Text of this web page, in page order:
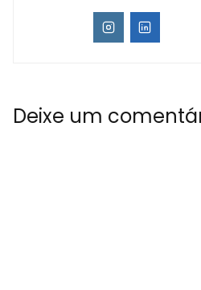
Deixe um